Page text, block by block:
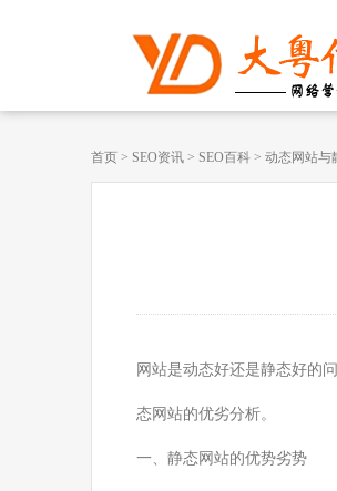
首页 > SEO资讯 > SEO百科 > 动态网站与
网站是动态好还是静态好的
态网站的优劣分析。
一、静态网站的优势劣势